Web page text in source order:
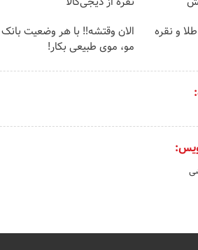
و نقره
الان وقتشه‼️ با هر وضعیت بانک
مو، موی طبیعی بکار!